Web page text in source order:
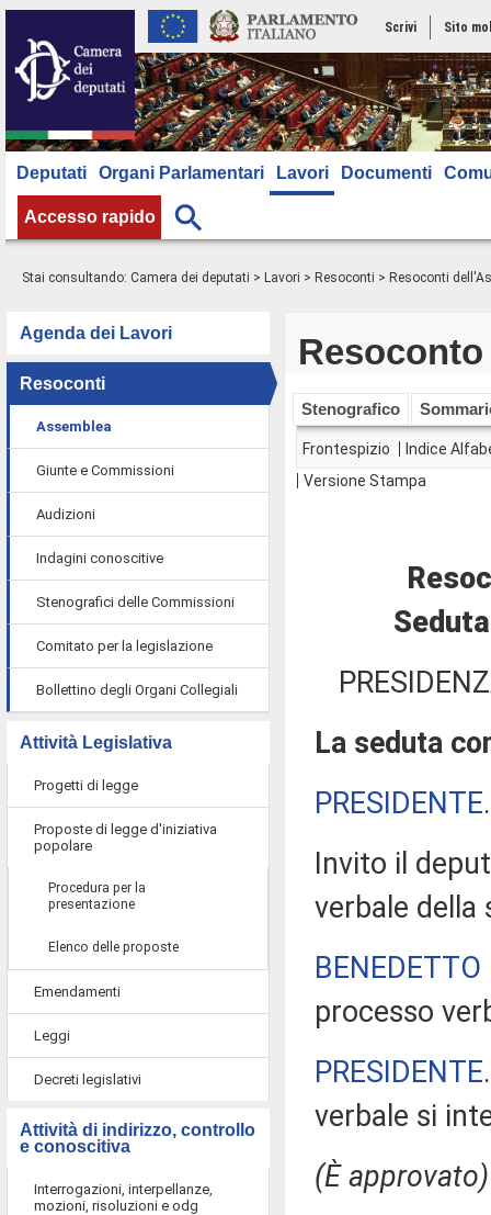
Scrivi Sito
Deputati Organi Parlamentari Lavori Documenti
Accesso rapido
Stai consultando: Camera dei deputati > Lavori > Resoconti > Resoconti
Agenda dei Lavori
Resoconti
Assemblea
Giunte e Commissioni
Audizioni
Indagini conoscitive
Stenografici delle Commissioni
Comitato per la legislazione
Bollettino degli Organi Collegiali
Attività Legislativa
Progetti di legge
Proposte di legge d'iniziativa
popolare
Procedura per la
presentazione
Elenco delle proposte
Emendamenti
Leggi
Decreti legislativi
Attività di indirizzo, controllo
e conoscitiva
Interrogazioni, interpellanze,
mozioni, risoluzioni e odg
Stenografico
Frontespizio
Indice
Versione Stampa
La seduta
PRESIDENTE
Invito il
verbale della
processo
PRESIDENTE
verbale si
(È approvato)